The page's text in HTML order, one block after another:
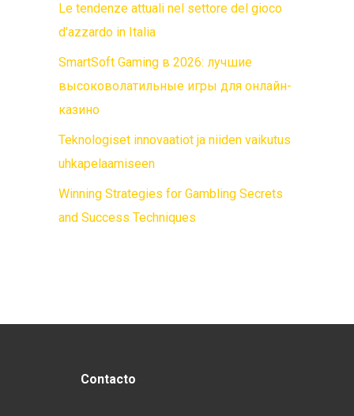
Le tendenze attuali nel settore del gioco
d'azzardo in Italia
SmartSoft Gaming в 2026: лучшие
высоковолатильные игры для онлайн-
казино
Teknologiset innovaatiot ja niiden vaikutus
uhkapelaamiseen
Winning Strategies for Gambling Secrets
and Success Techniques
Contacto